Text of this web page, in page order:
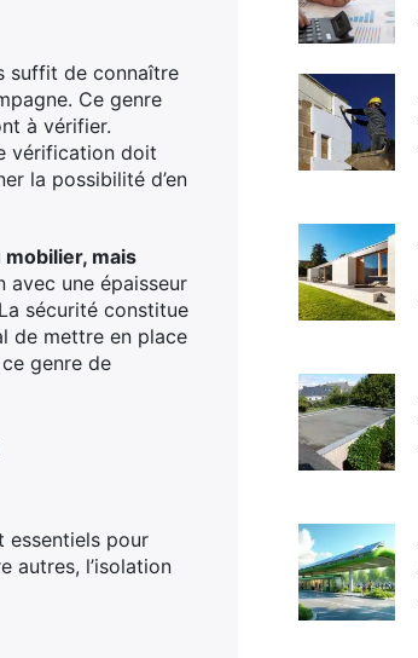
suffit de connaître
Ce genre
à vérifier.
vérification doit
la possibilité d’en
mais
avec une épaisseur
sécurité constitue
de mettre en place
genre de
essentiels pour
autres, l’isolation